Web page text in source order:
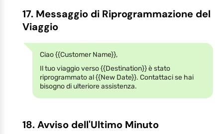
17. Messaggio di Riprogrammazione del
Viaggio
Ciao {{Customer Name}},
Il tuo viaggio verso {{Destination}} è stato
riprogrammato al {{New Date}}. Contattaci se hai
bisogno di ulteriore assistenza.
18. Avviso dell'Ultimo Minuto